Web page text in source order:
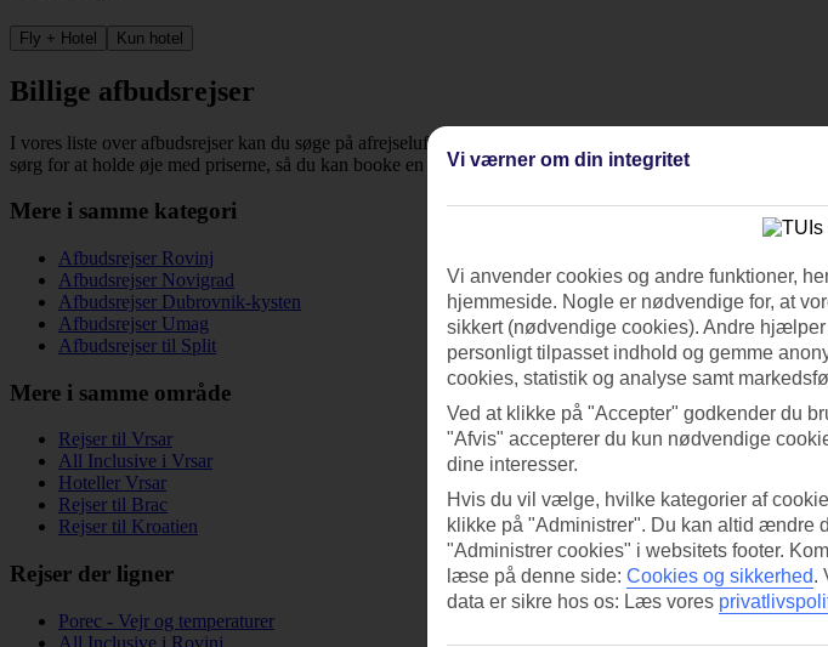
Fly + Hotel Kun hotel
Billige afbudsrejser
I vores liste over afbudsrejser kan du søge på afrejselufthavn, dato, rejsemål og rejselængde for at
sørg for at holde øje med priserne, så du kan booke en billig rejse til Vrsar.
Mere i samme kategori
Afbudsrejser Rovinj
Afbudsrejser Novigrad
Afbudsrejser Dubrovnik-kysten
Afbudsrejser Umag
Afbudsrejser til Split
Mere i samme område
Rejser til Vrsar
All Inclusive i Vrsar
Hoteller Vrsar
Rejser til Brac
Rejser til Kroatien
Rejser der ligner
Porec - Vejr og temperaturer
All Inclusive i Rovinj
Vi værner om din integritet
Vi anvender cookies og andre funktioner,
hjemmeside. Nogle er nødvendige for, at
sikkert (nødvendige cookies). Andre
personligt tilpasset indhold og gemme
cookies, statistik og analyse samt
Ved at klikke på "Accepter" godkender du
"Afvis" accepterer du kun nødvendige
dine interesser.
Hvis du vil vælge, hvilke kategorier af
klikke på "Administrer". Du kan altid ændre
"Administrer cookies" i websitets footer.
læse på denne side: Cookies og sikkerhed.
data er sikre hos os: Læs vores